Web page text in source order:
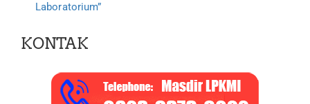
Laboratorium”
KONTAK